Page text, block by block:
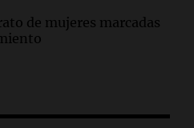
de mujeres marcadas
parte del Ministerio